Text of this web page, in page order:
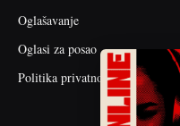
Oglašavanje
Oglasi za posao
Politika privatnosti